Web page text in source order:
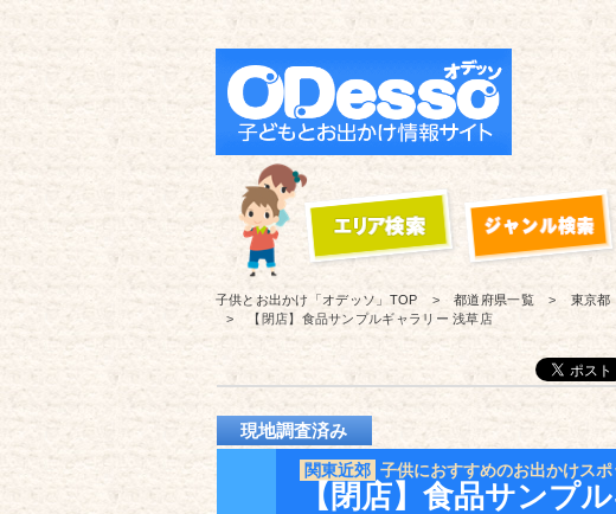
子供とお出かけ「オデッソ」 TOP 都道府県一覧 東京都
【閉店】食品サンプルギャラリー 浅草店
現地調査済み
関東近郊 子供におすすめのお出かけスポ
【閉店】食品サンプ